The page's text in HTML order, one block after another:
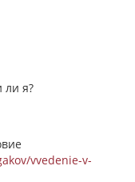
ли я?
vvedenie-v-